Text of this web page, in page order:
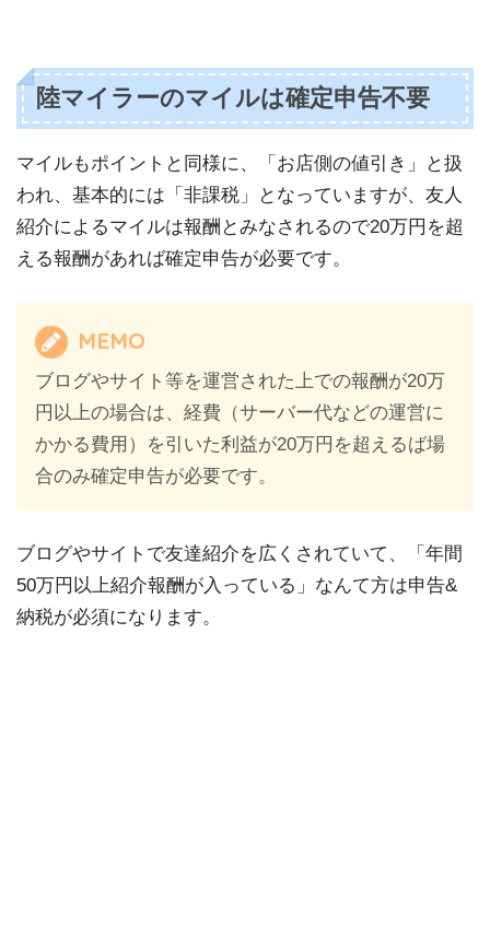
陸マイラーのマイルは確定申告不要
マイルもポイントと同様に、「お店側の値引き」と扱
われ、基本的には「非課税」となっていますが、友人
紹介によるマイルは報酬とみなされるので20万円を超
える報酬があれば確定申告が必要です。
MEMO
ブログやサイト等を運営された上での報酬が20万
円以上の場合は、経費（サーバー代などの運営に
かかる費用）を引いた利益が20万円を超えるば場
合のみ確定申告が必要です。
ブログやサイトで友達紹介を広くされていて、「年間
50万円以上紹介報酬が入っている」なんて方は申告&
納税が必須になります。